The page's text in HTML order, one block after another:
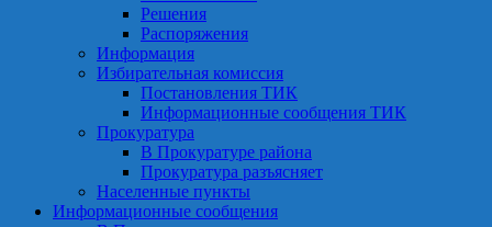
Решения
Распоряжения
Информация
Избирательная комиссия
Постановления ТИК
Информационные сообщения ТИК
Прокуратура
В Прокуратуре района
Прокуратура разъясняет
Населенные пункты
Информационные сообщения